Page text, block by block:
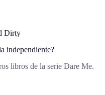
Dirty
independiente?
libros de la serie Dare Me.